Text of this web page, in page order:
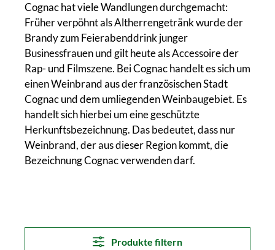
Cognac hat viele Wandlungen durchgemacht:
Früher verpöhnt als Altherrengetränk wurde der
Brandy zum Feierabenddrink junger
Businessfrauen und gilt heute als Accessoire der
Rap- und Filmszene. Bei Cognac handelt es sich um
einen Weinbrand aus der französischen Stadt
Cognac und dem umliegenden Weinbaugebiet. Es
handelt sich hierbei um eine geschützte
Herkunftsbezeichnung. Das bedeutet, dass nur
Weinbrand, der aus dieser Region kommt, die
Bezeichnung Cognac verwenden darf.
Produkte filtern